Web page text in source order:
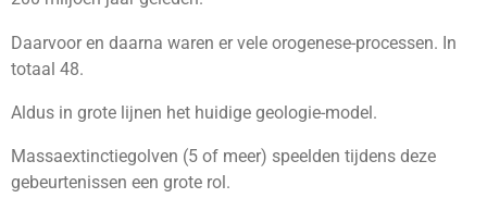
Daarvoor en daarna waren er vele orogenese-processen. In
totaal 48.
Aldus in grote lijnen het huidige geologie-model.
Massaextinctiegolven (5 of meer) speelden tijdens deze
gebeurtenissen een grote rol.